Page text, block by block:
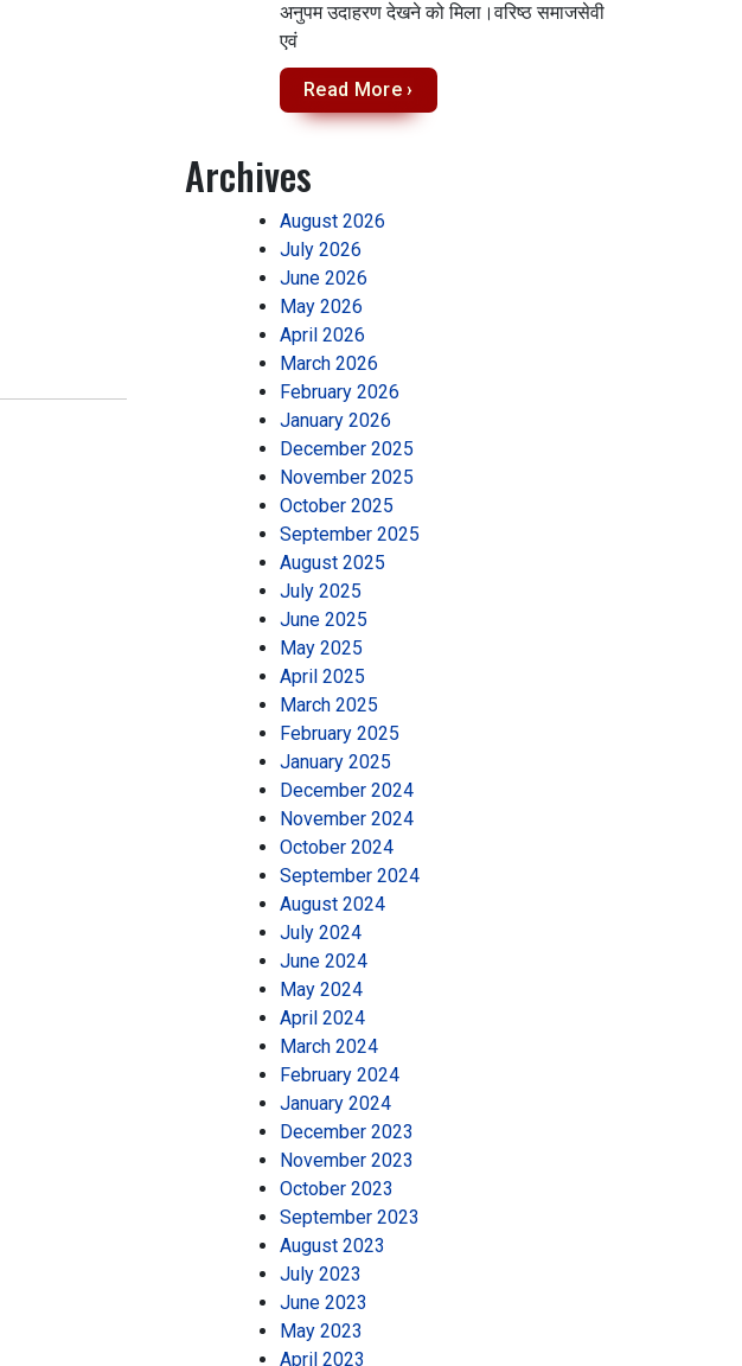
अनुपम उदाहरण देखने को मिला‌।वरिष्ठ समाजसेवी
एवं
Read More ›
Archives
August 2026
July 2026
June 2026
May 2026
April 2026
March 2026
February 2026
January 2026
December 2025
November 2025
October 2025
September 2025
August 2025
July 2025
June 2025
May 2025
April 2025
March 2025
February 2025
January 2025
December 2024
November 2024
October 2024
September 2024
August 2024
July 2024
June 2024
May 2024
April 2024
March 2024
February 2024
January 2024
December 2023
November 2023
October 2023
September 2023
August 2023
July 2023
June 2023
May 2023
April 2023